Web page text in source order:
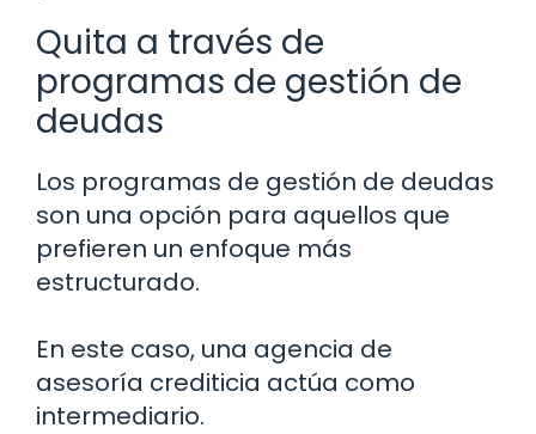
Quita a través de
programas de gestión de
deudas
Los programas de gestión de deudas
son una opción para aquellos que
prefieren un enfoque más
estructurado.
En este caso, una agencia de
asesoría crediticia actúa como
intermediario.